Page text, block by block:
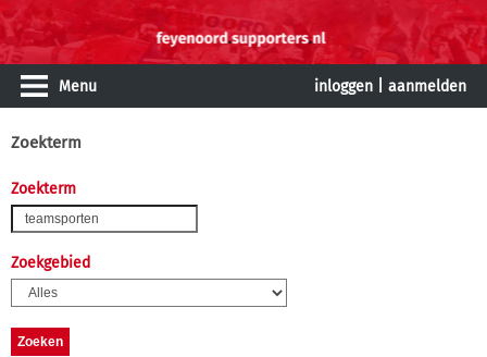
Menu inloggen aanmelden
Zoekterm
Zoekterm
Zoekgebied